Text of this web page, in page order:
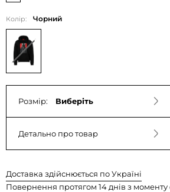
Колір: Чорний
Розмір: Виберіть
Детально про товар
Доставка здійснюється по Україні
Повернення протягом 14 днів з